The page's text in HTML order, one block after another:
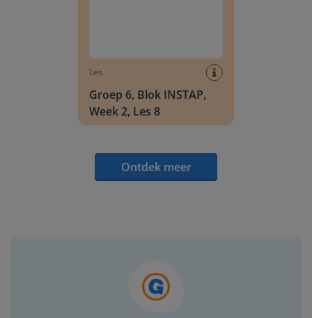
Les
Groep 6, Blok INSTAP,
Week 2, Les 8
Ontdek meer